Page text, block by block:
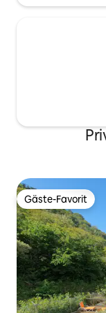
Gäste-Favorit
Gäste-Favorit